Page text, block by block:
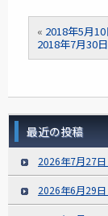
« 2018年5月
2018年7月30
最近の投稿
2026年7月27
2026年6月29